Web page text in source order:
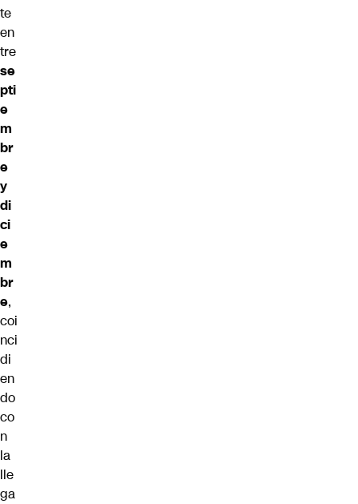
te
en
tre
se
pti
e
m
br
e
y
di
ci
e
m
br
e,
coi
nci
di
en
do
co
n
la
lle
ga